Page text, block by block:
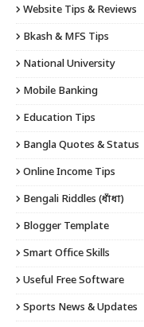
Website Tips & Reviews
Bkash & MFS Tips
National University
Mobile Banking
Education Tips
Bangla Quotes & Status
Online Income Tips
Bengali Riddles (ধাঁধা)
Blogger Template
Smart Office Skills
Useful Free Software
Sports News & Updates